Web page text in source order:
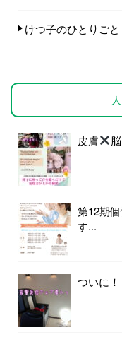
けつ子のひとりごと
皮膚
第12期
す...
ついに